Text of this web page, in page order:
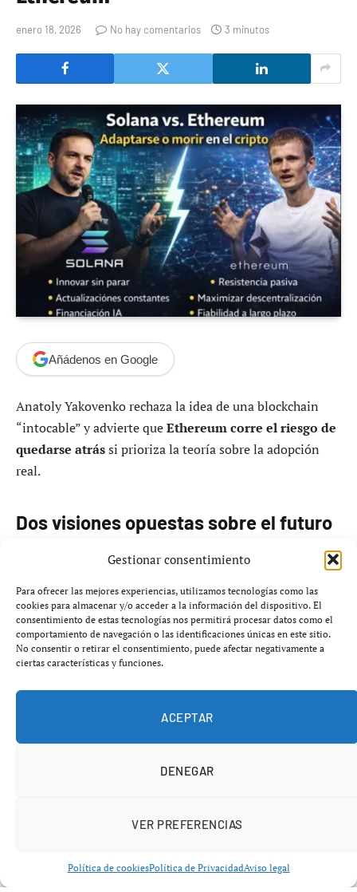
Gestionar consentimiento
Para ofrecer las mejores experiencias, utilizamos tecnologías como las
cookies para almacenar y/o acceder a la información del dispositivo. El
consentimiento de estas tecnologías nos permitirá procesar datos como el
comportamiento de navegación o las identificaciones únicas en este sitio.
No consentir o retirar el consentimiento, puede afectar negativamente a
ciertas características y funciones.
ACEPTAR
DENEGAR
VER PREFERENCIAS
Política de cookiesPolítica de PrivacidadAviso legal
enero 18, 2026 No hay comentarios 3 minutos
Añádenos en Google
Anatoly Yakovenko rechaza la idea de una blockchain
“intocable” y advierte queEthereum corre el riesgo de
quedarse atrássi prioriza la teoría sobre la adopción
real.
Dos visiones opuestas sobre el futuro
de las blockchains
El debate sobre cómo debe evolucionar una blockchain
ha vuelto al centro del ecosistema cripto tras un choque
público entreAnatoly Yakovenko, CEO deSolana Labs
yVitalik Buterin, cofundador deEthereum.
Mientras Buterin defiende que Ethereum debe